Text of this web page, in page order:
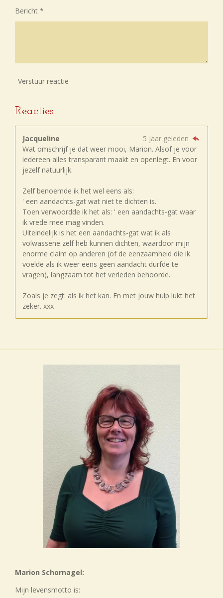
Bericht *
Verstuur reactie
Reacties
Jacqueline
5 jaar geleden
Wat omschrijf je dat weer mooi, Marion. Alsof je voor
iedereen alles transparant maakt en openlegt. En voor
jezelf natuurlijk.
Zelf benoemde ik het wel eens als:
' een aandachts-gat wat niet te dichten is.'
Toen verwoordde ik het als: ' een aandachts-gat waar
ik vrede mee mag vinden.
Uiteindelijk is het een aandachts-gat wat ik als
volwassene zelf heb kunnen dichten, waardoor mijn
enorme claim op anderen (of de eenzaamheid die ik
voelde als ik weer eens geen aandacht durfde te
vragen), langzaam tot het verleden behoorde.
Zoals je zegt: als ik het kan. En met jouw hulp lukt het
zeker. xxx
Marion Schornagel:
Mijn levensmotto is: